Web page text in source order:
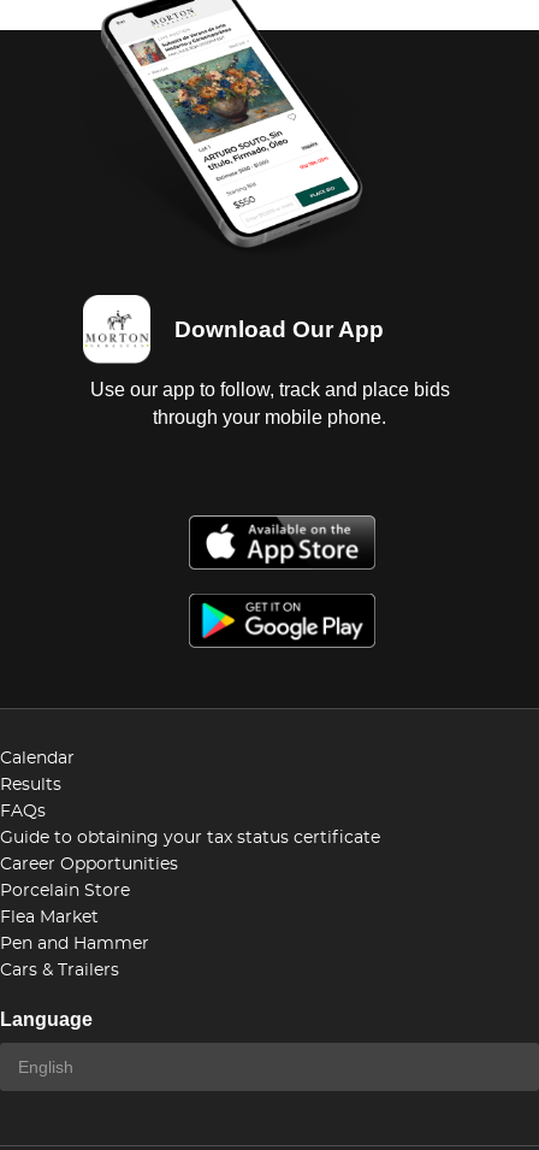
tipo muelles, se entrega con 6 llantas, lisas y
desgastadas
Download Our App
Use our app to follow, track and place bids
through your mobile phone.
Calendar
Results
FAQs
Guide to obtaining your tax status certificate
Career Opportunities
Porcelain Store
Flea Market
Pen and Hammer
Cars & Trailers
Language